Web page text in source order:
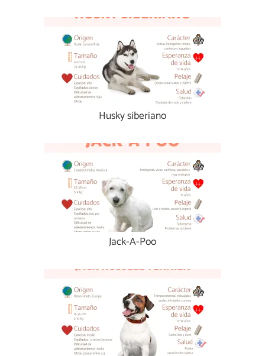
Husky siberiano
Jack-A-Poo